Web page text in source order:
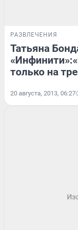
РАЗВЛЕЧЕНИЯ
Татьяна
только на
20 августа, 2013, 06:27